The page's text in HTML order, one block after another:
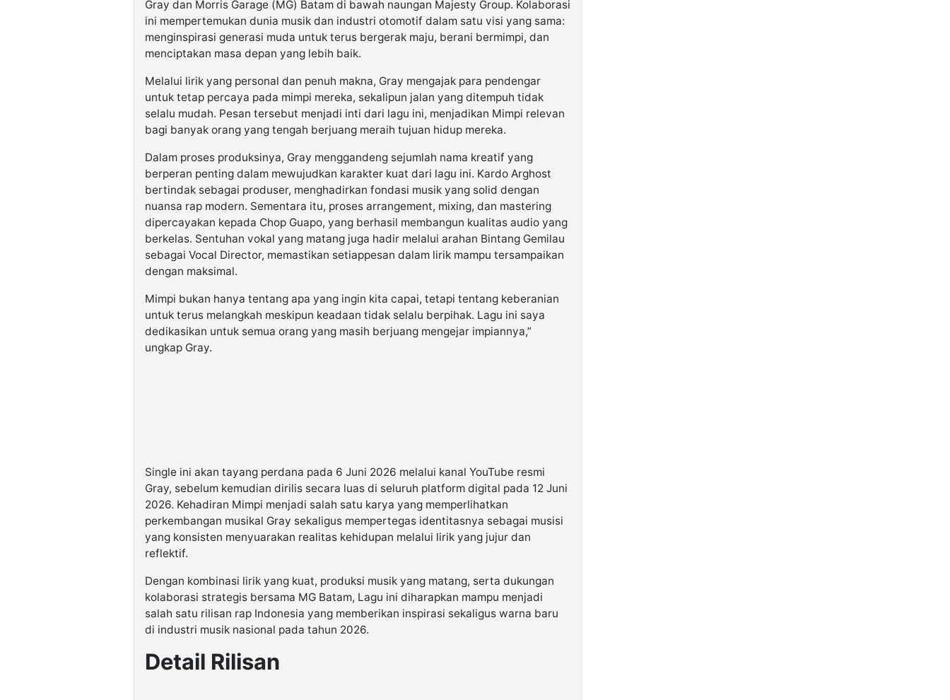
Gray dan Morris Garage (MG) Batam di bawah naungan Majesty Group. Kolaborasi
ini mempertemukan dunia musik dan industri otomotif dalam satu visi yang sama:
menginspirasi generasi muda untuk terus bergerak maju, berani bermimpi, dan
menciptakan masa depan yang lebih baik.
Melalui lirik yang personal dan penuh makna, Gray mengajak para pendengar
untuk tetap percaya pada mimpi mereka, sekalipun jalan yang ditempuh tidak
selalu mudah. Pesan tersebut menjadi inti dari lagu ini, menjadikan Mimpi relevan
bagi banyak orang yang tengah berjuang meraih tujuan hidup mereka.
Dalam proses produksinya, Gray menggandeng sejumlah nama kreatif yang
berperan penting dalam mewujudkan karakter kuat dari lagu ini. Kardo Arghost
bertindak sebagai produser, menghadirkan fondasi musik yang solid dengan
nuansa rap modern. Sementara itu, proses arrangement, mixing, dan mastering
dipercayakan kepada Chop Guapo, yang berhasil membangun kualitas audio yang
berkelas. Sentuhan vokal yang matang juga hadir melalui arahan Bintang Gemilau
sebagai Vocal Director, memastikan setiappesan dalam lirik mampu tersampaikan
dengan maksimal.
Mimpi bukan hanya tentang apa yang ingin kita capai, tetapi tentang keberanian
untuk terus melangkah meskipun keadaan tidak selalu berpihak. Lagu ini saya
dedikasikan untuk semua orang yang masih berjuang mengejar impiannya,”
ungkap Gray.
Single ini akan tayang perdana pada 6 Juni 2026 melalui kanal YouTube resmi
Gray, sebelum kemudian dirilis secara luas di seluruh platform digital pada 12 Juni
2026. Kehadiran Mimpi menjadi salah satu karya yang memperlihatkan
perkembangan musikal Gray sekaligus mempertegas identitasnya sebagai musisi
yang konsisten menyuarakan realitas kehidupan melalui lirik yang jujur dan
reflektif.
Dengan kombinasi lirik yang kuat, produksi musik yang matang, serta dukungan
kolaborasi strategis bersama MG Batam, Lagu ini diharapkan mampu menjadi
salah satu rilisan rap Indonesia yang memberikan inspirasi sekaligus warna baru
di industri musik nasional pada tahun 2026.
Detail Rilisan